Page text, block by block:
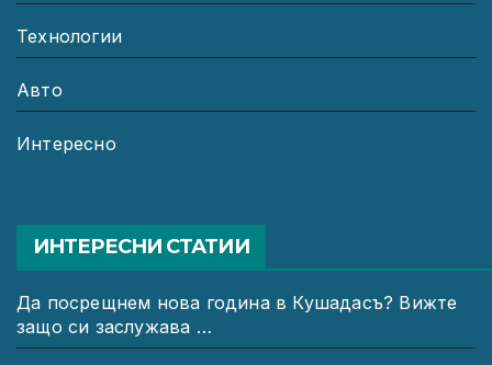
Технологии
Авто
Интересно
ИНТЕРЕСНИ СТАТИИ
Да посрещнем нова година в Кушадасъ? Вижте
защо си заслужава …